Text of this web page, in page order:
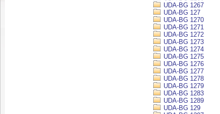
UDA-BG 1267
UDA-BG 127
UDA-BG 1270
UDA-BG 1271
UDA-BG 1272
UDA-BG 1273
UDA-BG 1274
UDA-BG 1275
UDA-BG 1276
UDA-BG 1277
UDA-BG 1278
UDA-BG 1279
UDA-BG 1283
UDA-BG 1289
UDA-BG 129